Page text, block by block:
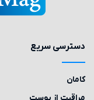
دسترسی سریع
کامان
مراقبت از پوست